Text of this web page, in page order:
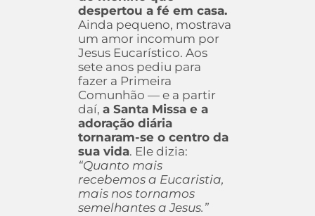
despertou a fé em casa.
Ainda pequeno, mostrava
um amor incomum por
Jesus Eucarístico. Aos
sete anos pediu para
fazer a Primeira
Comunhão — e a partir
daí, a Santa Missa e a
adoração diária
tornaram-se o centro da
sua vida. Ele dizia:
“Quanto mais
recebemos a Eucaristia,
mais nos tornamos
semelhantes a Jesus.”